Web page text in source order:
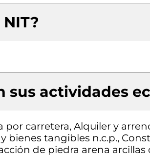
sus actividades
por carretera, Alquiler y
bienes tangibles n.c.p.,
de piedra arena